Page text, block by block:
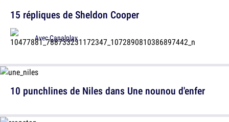
15 répliques de Sheldon Cooper
AvecCanalplay
10 punchlines de Niles dans Une nounou d'enfer